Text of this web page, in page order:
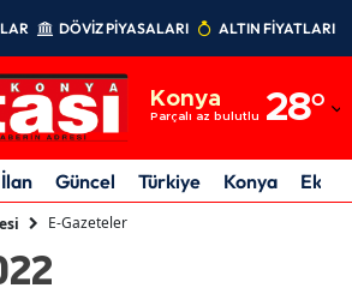
DÖVİZ PİYASALARI ALTIN FİYATLARI
Konya
Parçalı az bulutlu 28°
Adıyaman
Afyonkarahisar
Güncel Türkiye Konya
E-Gazeteler